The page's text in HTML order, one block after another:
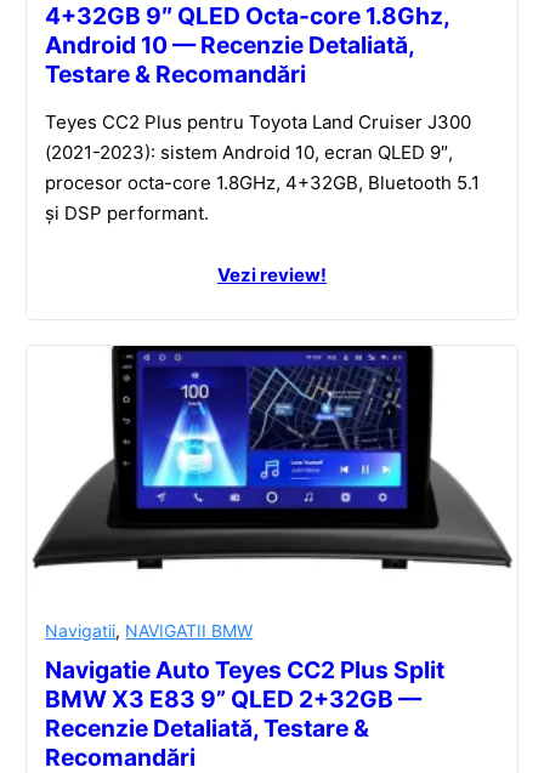
4+32GB 9″ QLED Octa-core 1.8Ghz,
Android 10 — Recenzie Detaliată,
Testare & Recomandări
Teyes CC2 Plus pentru Toyota Land Cruiser J300
(2021-2023): sistem Android 10, ecran QLED 9″,
procesor octa-core 1.8GHz, 4+32GB, Bluetooth 5.1
și DSP performant.
Vezi review!
Navigatii, NAVIGATII BMW
Navigatie Auto Teyes CC2 Plus Split
BMW X3 E83 9” QLED 2+32GB —
Recenzie Detaliată, Testare &
Recomandări